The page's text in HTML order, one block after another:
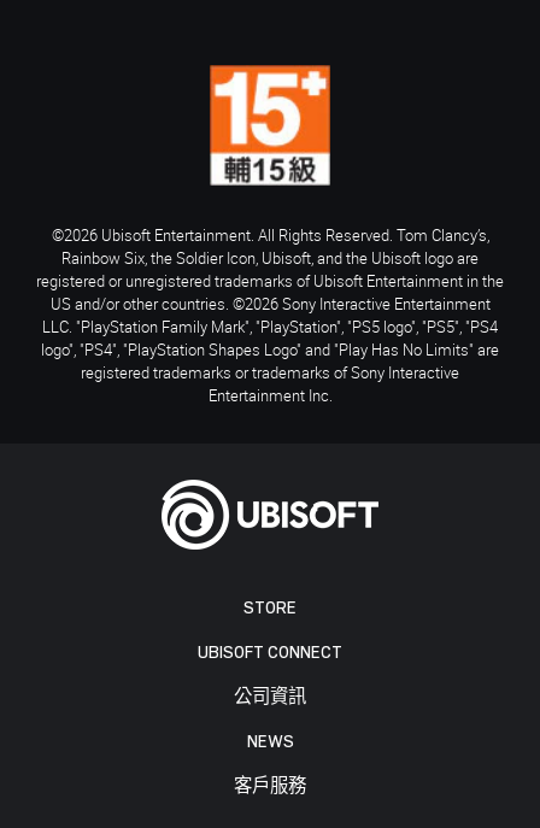
STORE
UBISOFT CONNECT
公司資訊
NEWS
客戶服務
©2026 Ubisoft Entertainment. All Rights Reserved. Tom Clancy’s,
Rainbow Six, the Soldier Icon, Ubisoft, and the Ubisoft logo are
registered or unregistered trademarks of Ubisoft Entertainment in the
US and/or other countries. ©2026 Sony Interactive Entertainment
LLC. "PlayStation Family Mark", "PlayStation", "PS5 logo", "PS5", "PS4
logo", "PS4", "PlayStation Shapes Logo" and "Play Has No Limits" are
registered trademarks or trademarks of Sony Interactive
Entertainment Inc.